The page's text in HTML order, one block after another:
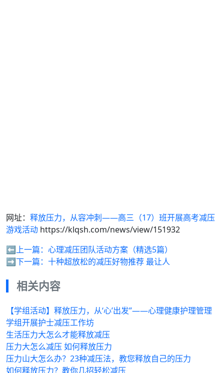
网址： 释放压力，从容冲刺——高三（17）班开展高考减压
游戏活动 https://klqsh.com/news/view/151932
⬅️上一篇： 心理减压团队活动方案（精选5篇）
➡️下一篇： 十种超放松的减压好物推荐 最让人
相关内容
【学组活动】释放压力，从‘心’出发”——心理健康护理管理
学组开展护士减压工作坊
生活压力大怎么才能释放减压
压力大怎么减压 如何释放压力
压力山大怎么办？23种减压法，教您释放自己的压力
如何释放压力？教你几招轻松减压